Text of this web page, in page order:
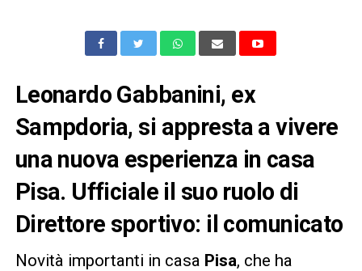
Leonardo Gabbanini, ex
Sampdoria, si appresta a vivere
una nuova esperienza in casa
Pisa. Ufficiale il suo ruolo di
Direttore sportivo: il comunicato
Novità importanti in casa Pisa, che ha